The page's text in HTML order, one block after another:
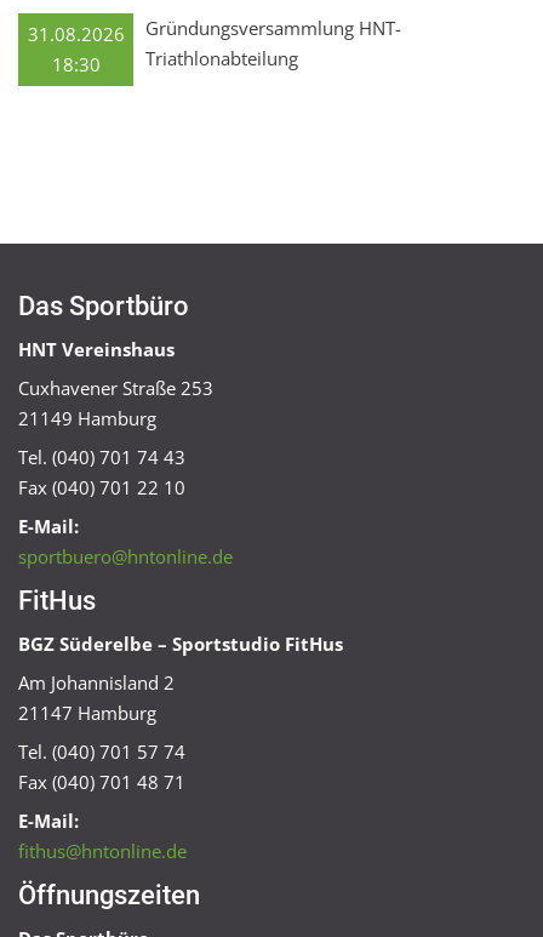
31.08.2026
18:30
Gründungsversammlung HNT-
Triathlonabteilung
Das Sportbüro
HNT Vereinshaus
Cuxhavener Straße 253
21149 Hamburg
Tel. (040) 701 74 43
Fax (040) 701 22 10
E-Mail:
sportbuero@hntonline.de
FitHus
BGZ Süderelbe – Sportstudio FitHus
Am Johannisland 2
21147 Hamburg
Tel. (040) 701 57 74
Fax (040) 701 48 71
E-Mail:
fithus@hntonline.de
Öffnungszeiten